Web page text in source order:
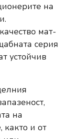
на
мат-
серия
устойчив
на
както и от